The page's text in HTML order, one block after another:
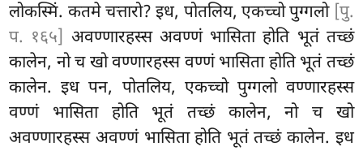
लोकस्मिं. कतमे चत्तारो? इध, पोतलिय, एकच्चो पुग्गलो [पु.
प. १६५] अवण्णारहस्स अवण्णं भासिता होति भूतं तच्छं
कालेन, नो च खो वण्णारहस्स वण्णं भासिता होति भूतं तच्छं
कालेन. इध पन, पोतलिय, एकच्चो पुग्गलो वण्णारहस्स
वण्णं भासिता होति भूतं तच्छं कालेन, नो च खो
अवण्णारहस्स अवण्णं भासिता होति भूतं तच्छं कालेन. इध